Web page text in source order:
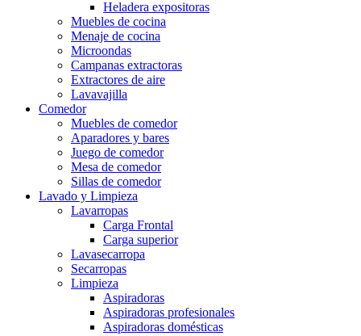
Heladera expositoras
Muebles de cocina
Menaje de cocina
Microondas
Campanas extractoras
Extractores de aire
Lavavajilla
Comedor
Muebles de comedor
Aparadores y bares
Juego de comedor
Mesa de comedor
Sillas de comedor
Lavado y Limpieza
Lavarropas
Carga Frontal
Carga superior
Lavasecarropa
Secarropas
Limpieza
Aspiradoras
Aspiradoras profesionales
Aspiradoras domésticas